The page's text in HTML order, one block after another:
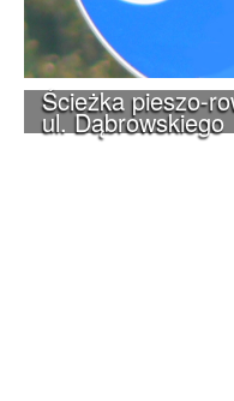
Ścieżka pieszo-
ul. Dąbrowskiego